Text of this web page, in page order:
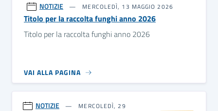
NOTIZIE MERCOLEDÌ, 13 MAGGIO 2026
Titolo per la raccolta funghi anno 2026
Titolo per la raccolta funghi anno 2026
VAI ALLA PAGINA
NOTIZIE
MERCOLEDÌ, 29